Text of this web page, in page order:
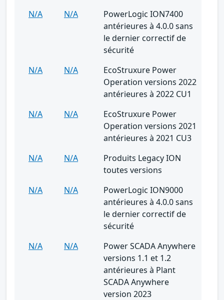
N/A
N/A
PowerLogic ION7400
antérieures à 4.0.0 sans
le dernier correctif de
sécurité
N/A
N/A
EcoStruxure Power
Operation versions 2022
antérieures à 2022 CU1
N/A
N/A
EcoStruxure Power
Operation versions 2021
antérieures à 2021 CU3
N/A
N/A
Produits Legacy ION
toutes versions
N/A
N/A
PowerLogic ION9000
antérieures à 4.0.0 sans
le dernier correctif de
sécurité
N/A
N/A
Power SCADA Anywhere
versions 1.1 et 1.2
antérieures à Plant
SCADA Anywhere
version 2023